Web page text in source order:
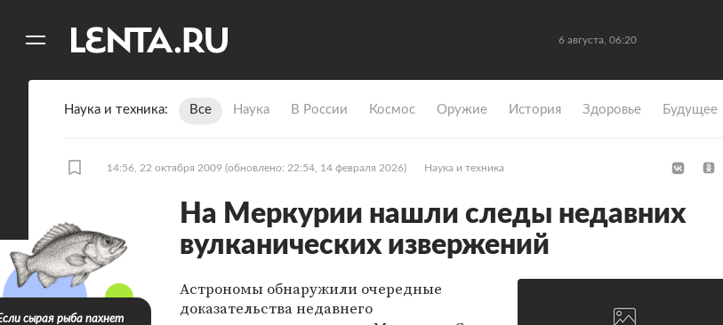
6 августа, 06:20
Наука и техника Все Наука В России Космос Оружие История Здоровье Будущее
14:56, 22 октября 2009 (обновлено: 22:54, 14 февраля 2026) Наука и техника
На Меркурии нашли следы недавних
вулканических извержений
Астрономы обнаружили очередные
доказательства недавнего
сырая рыба пахнет